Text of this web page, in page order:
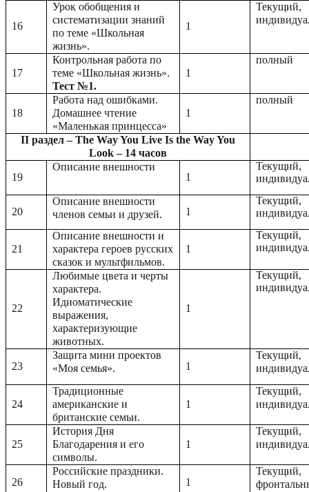
16
Урок обобщения и
систематизации знаний
по теме «Школьная
жизнь».
1
Текущий,
17
Контрольная работа по
теме «Школьная жизнь».
Тест №1.
1
полный
18
Работа над ошибками.
Домашнее чтение
«Маленькая принцесса»
1
полный
II раздел – The Way You Live Is the Way You
Look – 14 часов
19
Описание внешности
1
Текущий,
20
Описание внешности
членов семьи и друзей.
1
Текущий,
21
Описание внешности и
характера героев русских
сказок и мультфильмов.
1
Текущий,
22
Любимые цвета и черты
характера.
Идиоматические
выражения,
характеризующие
животных.
1
Текущий,
23
Защита мини проектов
«Моя семья».
1
Текущий,
24
Традиционные
американские и
британские семьи.
1
Текущий,
25
История Дня
Благодарения и его
символы.
1
Текущий,
26
Российские праздники.
Новый год.
1
Текущий,